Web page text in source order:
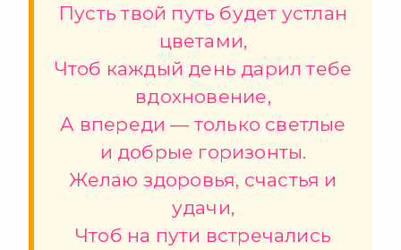
Пусть твой путь будет устлан
цветами,
Чтоб каждый день дарил тебе
вдохновение,
А впереди — только светлые
и добрые горизонты.
Желаю здоровья, счастья и
удачи,
Чтоб на пути встречались